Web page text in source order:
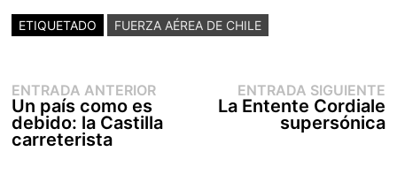
ETIQUETADO FUERZA AÉREA DE CHILE
Navegación
de
entradas
ENTRADA ANTERIOREntrada
anterior:
Un país como es
debido: la Castilla
carreterista
ENTRADA SIGUIENTE
La Entente Cordiale
supersónica